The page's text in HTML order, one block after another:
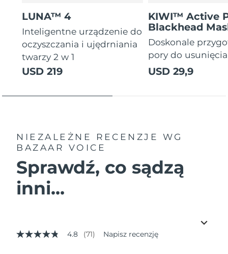
LUNA™ 4
Inteligentne urządzenie do
oczyszczania i ujędrniania
twarzy 2 w 1
USD 219
KIWI™ Active
Blackhead
Doskonale
pory do
USD 29,9
NIEZALEŻNE RECENZJE
WG
BAZAAR VOICE
Sprawdź, co sądzą
inni...
4.8
4.8 (71) Napisz recenzję